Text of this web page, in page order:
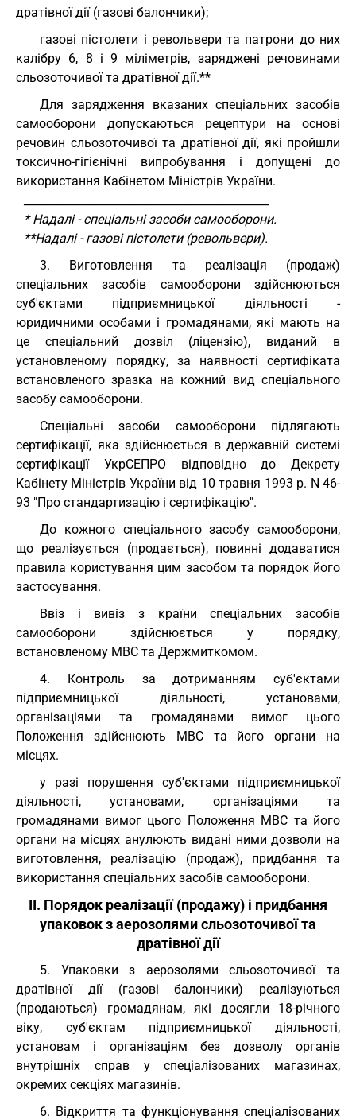
дратівної дії (газові балончики);
газові пістолети і револьвери та патрони до них
калібру 6, 8 і 9 міліметрів, заряджені речовинами
сльозоточивої та дратівної дії.**
Для зарядження вказаних спеціальних засобів
самооборони допускаються рецептури на основі
речовин сльозоточивої та дратівної дії, які пройшли
токсично-гігієнічні випробування і допущені до
використання Кабінетом Міністрів України.
* Надалі - спеціальні засоби самооборони.
**Надалі - газові пістолети (револьвери).
3. Виготовлення та реалізація (продаж)
спеціальних засобів самооборони здійснюються
суб'єктами підприємницької діяльності -
юридичними особами і громадянами, які мають на
це спеціальний дозвіл (ліцензію), виданий в
установленому порядку, за наявності сертифіката
встановленого зразка на кожний вид спеціального
засобу самооборони.
Спеціальні засоби самооборони підлягають
сертифікації, яка здійснюється в державній системі
сертифікації УкрСЕПРО відповідно до Декрету
Кабінету Міністрів України від 10 травня 1993 р. N 46-
93 "Про стандартизацію і сертифікацію".
До кожного спеціального засобу самооборони,
що реалізується (продається), повинні додаватися
правила користування цим засобом та порядок його
застосування.
Ввіз і вивіз з країни спеціальних засобів
самооборони здійснюється у порядку,
встановленому МВС та Держмиткомом.
4. Контроль за дотриманням суб'єктами
підприємницької діяльності, установами,
організаціями та громадянами вимог цього
Положення здійснюють МВС та його органи на
місцях.
у разі порушення суб'єктами підприємницької
діяльності, установами, організаціями та
громадянами вимог цього Положення МВС та його
органи на місцях анулюють видані ними дозволи на
виготовлення, реалізацію (продаж), придбання та
використання спеціальних засобів самооборони.
II. Порядок реалізації (продажу) і придбання
упаковок з аерозолями сльозоточивої та
дратівної дії
5. Упаковки з аерозолями сльозоточивої та
дратівної дії (газові балончики) реалізуються
(продаються) громадянам, які досягли 18-річного
віку, суб'єктам підприємницької діяльності,
установам і організаціям без дозволу органів
внутрішніх справ у спеціалізованих магазинах,
окремих секціях магазинів.
6. Відкриття та функціонування спеціалізованих